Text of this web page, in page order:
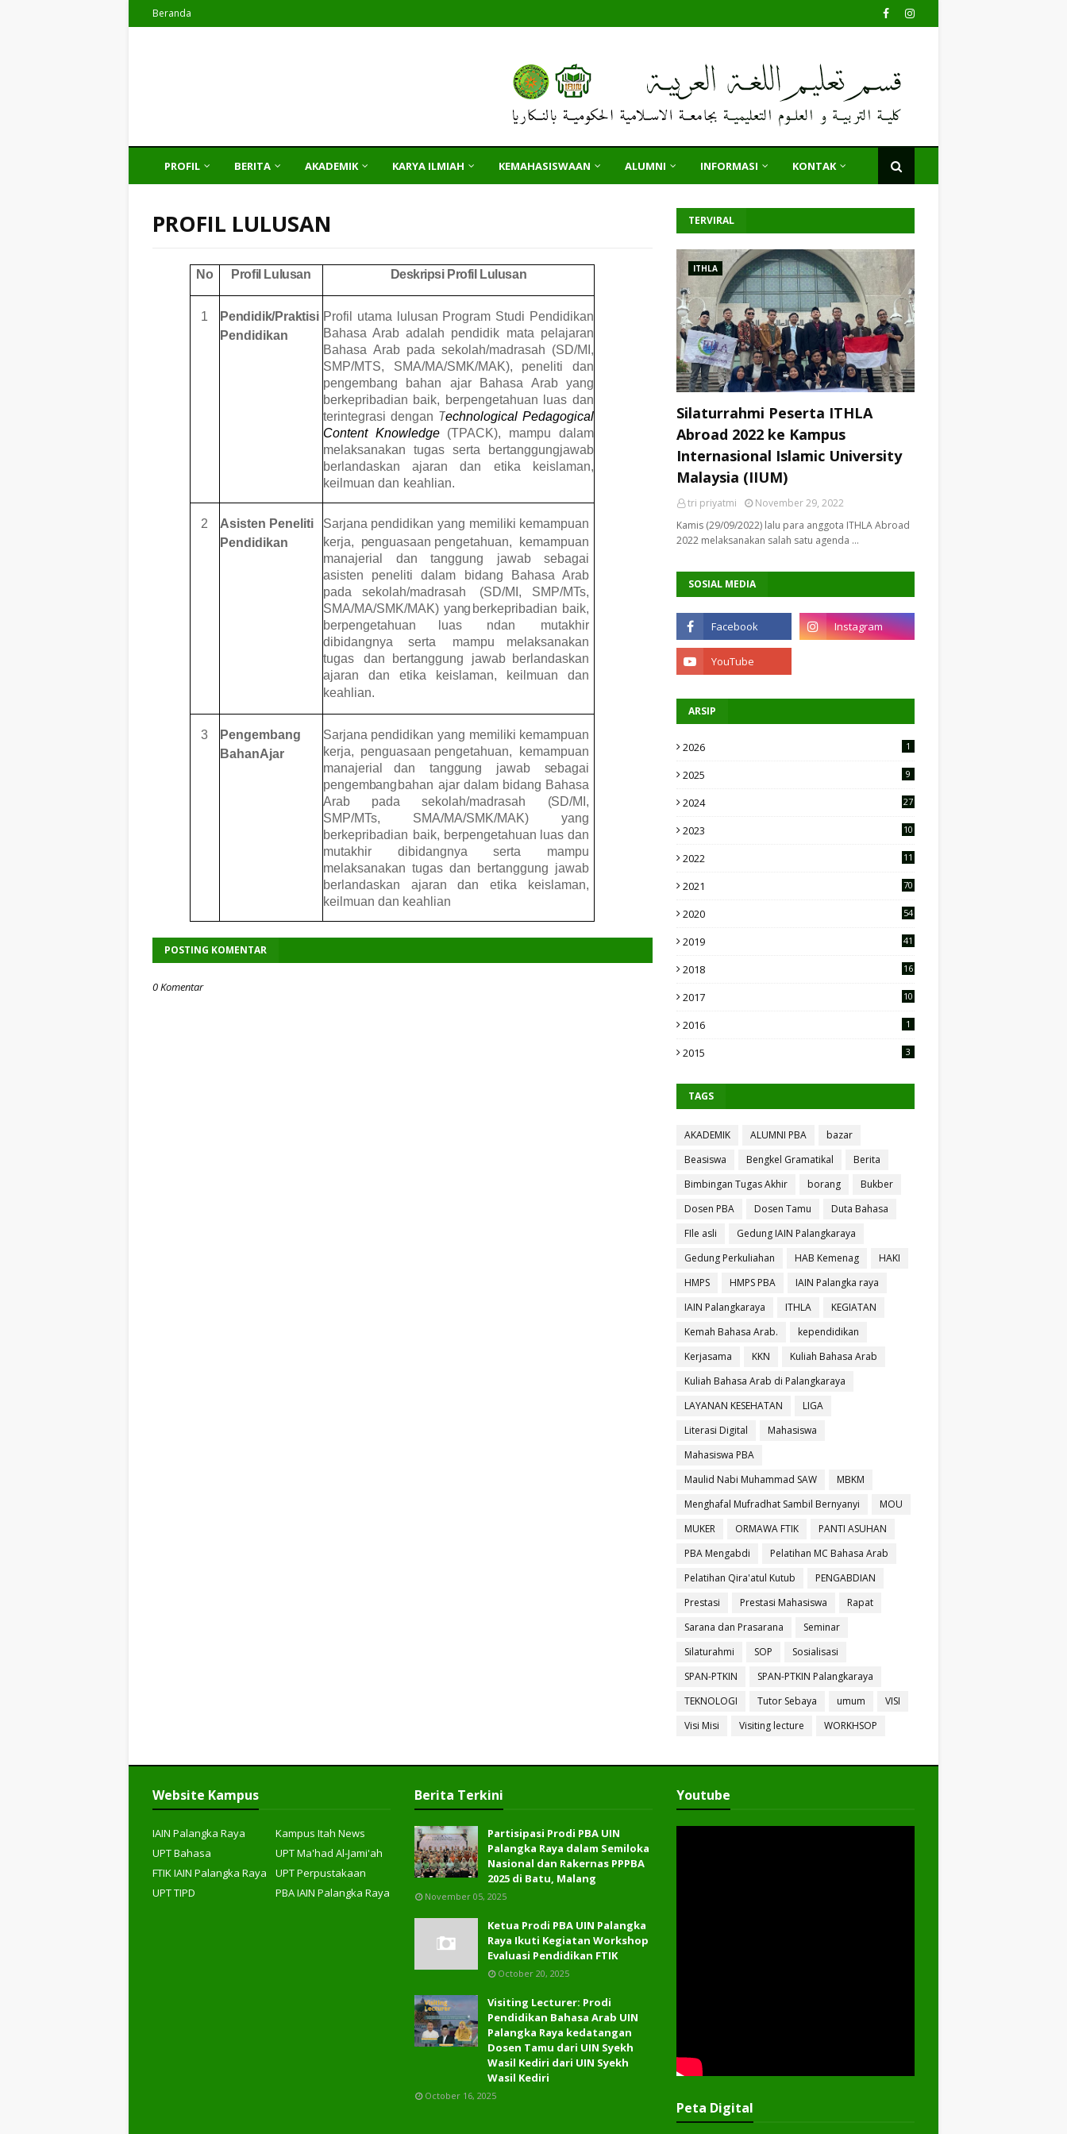
Beranda
PROFIL BERITA AKADEMIK KARYA ILMIAH KEMAHASISWAAN ALUMNI INFORMASI KONTAK
PROFIL LULUSAN
No Profil Lulusan Deskripsi Profil Lulusan
1
Pendidik/Praktisi
Pendidikan
Profil utama lulusan Program Studi Pendidikan
Bahasa Arabadalah pendidik mata pelajaran
Bahasa Arab pada sekolah/madrasah (SD/MI,
SMP/MTS, SMA/MA/SMK/MAK), peneliti dan
pengembang
bahan ajar Bahasa Arab yang
berkepribadian baik, berpengetahuan
luas dan
terintegrasi dengan Technological Pedagogical
Content Knowledge
(TPACK), mampu dalam
melaksanakan tugas serta bertanggungjawab
berlandaskan ajaran dan etika keislaman,
keilmuan dan keahlian.
2
Asisten Peneliti
Pendidikan
Sarjana pendidikan yang memiliki kemampuan
kerja, penguasaan pengetahuan,
kemampuan
manajerial
dan tanggung jawab
sebagai
asisten
peneliti dalam bidang Bahasa Arab
pada
sekolah/madrasah
(SD/MI, SMP/MTs,
SMA/MA/SMK/MAK) yang berkepribadian baik,
berpengetahuan
luas ndan mutakhir
dibidangnya
serta
mampu melaksanakan
tugas
dan bertanggung
jawab berlandaskan
ajaran dan
etika keislaman, keilmuan
dan
keahlian.
3
Pengembang
BahanAjar
Sarjana pendidikan yang memiliki kemampuan
kerja, penguasaan pengetahuan,
kemampuan
manajerial
dan tanggung jawab
sebagai
pengembang bahan ajar dalam bidang Bahasa
Arab pada sekolah/madrasah (SD/MI,
SMP/MTs, SMA/MA/SMK/MAK) yang
berkepribadian baik, berpengetahuan luas dan
mutakhir dibidangnya serta mampu
melaksanakan tugas dan bertanggung jawab
berlandaskan ajaran dan etika keislaman,
keilmuan dan keahlian
POSTING KOMENTAR
0 Komentar
TERVIRAL
ITHLA
Silaturrahmi Peserta ITHLA
Abroad 2022 ke Kampus
Internasional Islamic University
Malaysia (IIUM)
tri priyatmi
November 29, 2022
Kamis (29/09/2022) lalu para anggota ITHLA Abroad
2022 melaksanakan salah satu agenda …
SOSIAL MEDIA
ARSIP
2026 1
2025 9
2024 27
2023
10
2022
11
2021 70
2020 54
2019 41
2018 16
2017 10
2016 1
2015 3
TAGS
AKADEMIK ALUMNI PBA
bazar
Beasiswa
Bengkel Gramatikal
Berita
Bimbingan Tugas Akhir
borang
Bukber
Dosen PBA
Dosen Tamu
Duta Bahasa
FIle asli
Gedung IAIN Palangkaraya
Gedung Perkuliahan
HAB Kemenag
HAKI
HMPS
HMPS PBA
IAIN Palangka raya
IAIN Palangkaraya
ITHLA
KEGIATAN
Kemah Bahasa Arab.
kependidikan
Kerjasama
KKN
Kuliah Bahasa Arab
Kuliah Bahasa Arab di Palangkaraya
LAYANAN KESEHATAN
LIGA
Literasi Digital
Mahasiswa
Mahasiswa PBA
Maulid Nabi Muhammad SAW
MBKM
Menghafal Mufradhat Sambil Bernyanyi
MOU
MUKER
ORMAWA FTIK
PANTI ASUHAN
PBA Mengabdi
Pelatihan MC Bahasa Arab
Pelatihan Qira'atul Kutub
PENGABDIAN
Prestasi
Prestasi Mahasiswa
Rapat
Sarana dan Prasarana
Seminar
Silaturahmi
SOP
Sosialisasi
SPAN-PTKIN
SPAN-PTKIN Palangkaraya
TEKNOLOGI
Tutor Sebaya umum
VISI
Visi Misi
Visiting lecture WORKHSOP
Website Kampus
IAIN Palangka Raya
Kampus Itah News
UPT Bahasa
UPT Ma'had Al-Jami'ah
FTIK IAIN Palangka Raya
UPT Perpustakaan
UPT TIPD
PBA IAIN Palangka Raya
Berita Terkini
Partisipasi Prodi PBA UIN
Palangka Raya dalam Semiloka
Nasional dan Rakernas PPPBA
2025 di Batu, Malang
November 05, 2025
Ketua Prodi PBA UIN Palangka
Raya Ikuti Kegiatan Workshop
Evaluasi Pendidikan FTIK
October 20, 2025
Visiting Lecturer: Prodi
Pendidikan Bahasa Arab UIN
Palangka Raya kedatangan
Dosen Tamu dari UIN Syekh
Wasil Kediri dari UIN Syekh
Wasil Kediri
October 16, 2025
Youtube
Peta Digital